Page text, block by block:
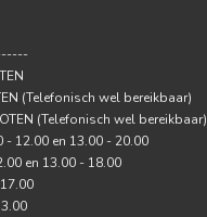
(Telefonisch wel bereikbaar)
(Telefonisch wel bereikbaar)
12.00 en 13.00 - 20.00
en 13.00 - 18.00